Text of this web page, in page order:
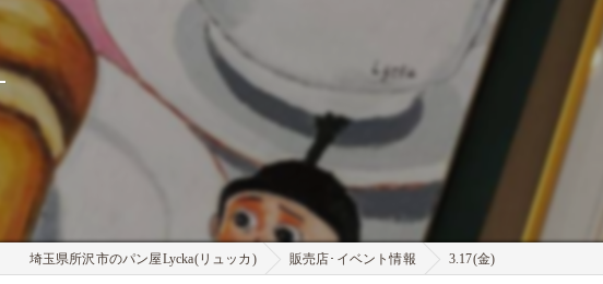
埼玉県所沢市のパン屋Lycka(リュッカ) 販売店･イベント情報 3.17(金)